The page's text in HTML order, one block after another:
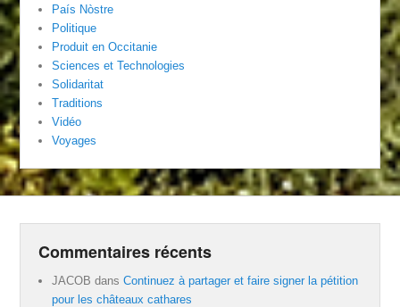
País Nòstre
Politique
Produit en Occitanie
Sciences et Technologies
Solidaritat
Traditions
Vidéo
Voyages
Commentaires récents
JACOB dansContinuez à partager et faire signer la pétition
pour les châteaux cathares